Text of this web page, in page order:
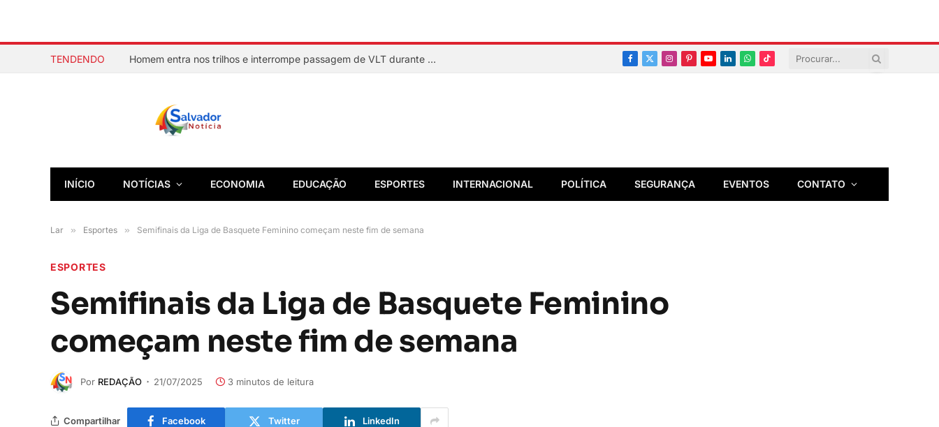
TENDENDO Homem entra nos trilhos e interrompe passagem de VLT durante testes em Salvador
Facebook
X
Instagram
PinterestYouTubeLinkedInWhatsapp
TikTok
INÍCIO NOTÍCIAS ECONOMIA EDUCAÇÃO ESPORTES INTERNACIONAL POLÍTICA SEGURANÇA EVENTOS CONTATO
Lar » Esportes » Semifinais da Liga de Basquete Feminino começam neste fim de semana
ESPORTES
Semifinais da Liga de Basquete Feminino
começam neste fim de semana
Por REDAÇÃO 21/07/2025 3 minutos de leitura
Compartilhar Facebook Twitter LinkedIn